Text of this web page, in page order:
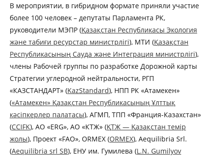
В мероприятии, в гибридном формате приняли участие
более 100 человек – депутаты Парламента РК,
руководители МЭПР (Қазақстан Республикасы Экология
және табиғи ресурстар министрлігі), МТИ (Қазақстан
Республикасының Сауда және Интеграция министрлiгi),
члены Рабочей группы по разработке Дорожной карты
Стратегии углеродной нейтральности, РГП
«КАЗСТАНДАРТ» (KazStandard), НПП РК «Атамекен»
(«Атамекен» Қазақстан Республикасының Ұлттық
кәсіпкерлер палатасы), АГМП, ТПП «Франция-Казахстан»
(CCIFK), АО «ERG», АО «КТЖ» (ҚТЖ — Қазақстан темір
жолы), Проект «FAO», ORMEX (ORMEX), Aequilibria Srl.
(Aequilibria srl SB), ЕНУ им. Гумилева (L.N. Gumilyov